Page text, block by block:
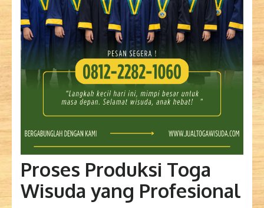
Proses Produksi Toga
Wisuda yang Profesional